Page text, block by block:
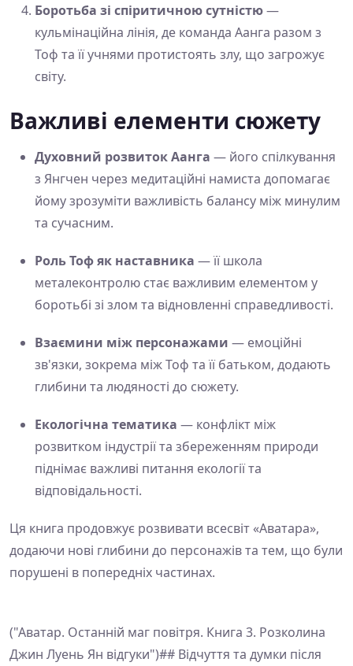
Боротьба зі спіритичною сутністю—
кульмінаційна лінія, де команда Аанга разом з
Тоф та її учнями протистоять злу, що загрожує
світу.
Важливі елементи сюжету
Духовний розвиток Аанга — його спілкування
з Янгчен через медитаційні намиста допомагає
йому зрозуміти важливість балансу між минулим
та сучасним.
Роль Тоф як наставника — її школа
металеконтролю стає важливим елементом у
боротьбі зі злом та відновленні справедливості.
Взаємини між персонажами — емоційні
зв'язки, зокрема між Тоф та її батьком, додають
глибини та людяності до сюжету.
Екологічна тематика — конфлікт між
розвитком індустрії та збереженням природи
піднімає важливі питання екології та
відповідальності.
Ця книга продовжує розвивати всесвіт «Аватара»,
додаючи нові глибини до персонажів та тем, що були
порушені в попередніх частинах.
("Аватар. Останній маг повітря. Книга 3. Розколина
Джин Луень Ян відгуки")## Відчуття та думки після